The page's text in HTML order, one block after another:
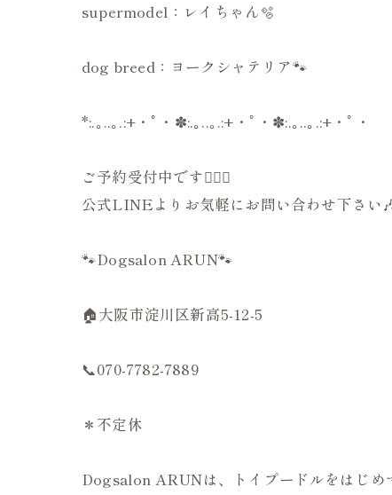
supermodel：レイちゃん🫧
dog breed：ヨークシャテリア🐾
*:.｡..｡.:+・ﾟ・✽:.｡..｡.:+・ﾟ・✽:.｡..｡.:+・ﾟ・
ご予約受付中です💁🏻‍♀️
公式LINEよりお気軽にお問い合わせ下さい
🐾Dogsalon ARUN🐾
🏠大阪市淀川区新高5-12-5
📞070-7782-7889
＊不定休
Dogsalon ARUNは、トイプードルをはじめ